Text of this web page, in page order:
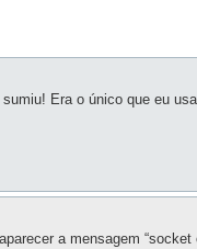
Era o único que eu
a mensagem